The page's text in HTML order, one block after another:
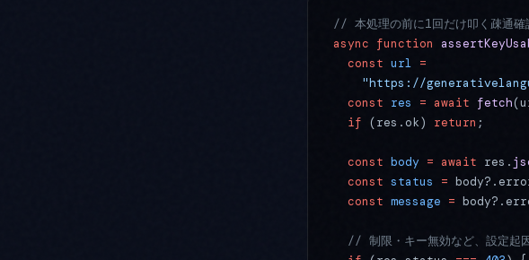
// 本処理の前に1回だけ叩く疎通確
async function
  const
url =
"https://
  const
res = await fetch
  if
(res.ok) return ;
  const
body = await res.
  const
status =
  const
message =
// 制限・キー無効など、設定起